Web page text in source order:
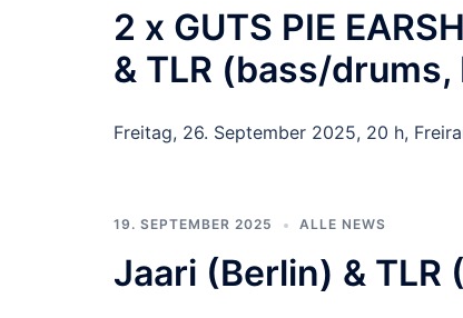
2 x GUTS PIE
& TLR (bass/drums,
Freitag, 26. September 2025, 20 h,
19. SEPTEMBER 2025 ALLE NEWS
Jaari (Berlin) & TLR